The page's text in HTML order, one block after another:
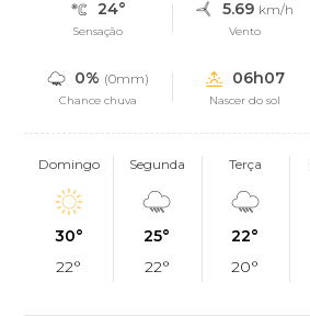
24°
Sensação
5.69 km/h
Vento
0% (0mm)
Chance chuva
06h07
Nascer do sol
Domingo
30°
22°
Segunda
25°
22°
Terça
22°
20°